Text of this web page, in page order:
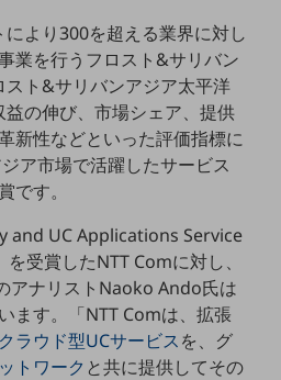
より300を超える業界に対し
業を行うフロスト&サリバン
ト&サリバンアジア太平洋
の伸び、市場シェア、提供
新性などといった評価指標に
ア市場で活躍したサービス
です。
and UC Applications Service
受賞したNTT Comに対し、
アナリストNaoko Ando氏は
ます。「NTT Comは、拡張
クラウド型UCサービスを、グ
トワーク と共に提供してその